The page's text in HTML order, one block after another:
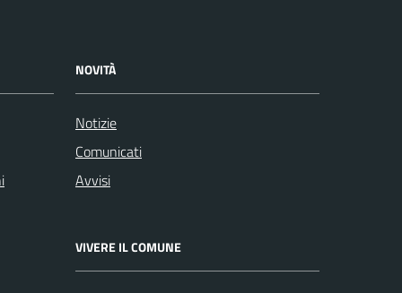
NOVITÀ
Notizie
Comunicati
Avvisi
VIVERE IL COMUNE